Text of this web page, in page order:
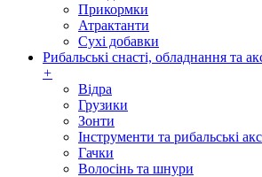
Прикормки
Атрактанти
Сухі добавки
Рибальські снасті, обладнання та
+
Відра
Грузики
Зонти
Інструменти та рибальські
Гачки
Волосінь та шнури